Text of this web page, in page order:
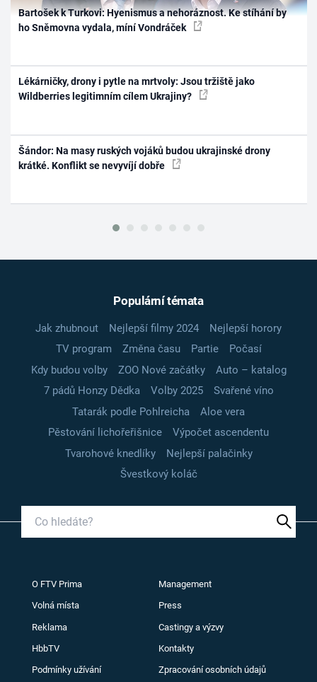
Bartošek k Turkovi: Hyenismus a nehoráznost. Ke stíhání by
ho Sněmovna vydala, míní Vondráček
Lékárničky, drony i pytle na mrtvoly: Jsou tržiště jako
Wildberries legitimním cílem Ukrajiny?
Šándor: Na masy ruských vojáků budou ukrajinské drony
krátké. Konflikt se nevyvíjí dobře
Populární témata
Jak zhubnout Nejlepší filmy 2024
Nejlepší horory
TV program
Změna času Partie
Počasí
Kdy budou volby
ZOO Nové začátky
Auto – katalog
7 pádů Honzy Dědka
Volby 2025
Svařené víno
Tatarák podle Pohlreicha
Aloe vera
Pěstování lichořeřišnice
Výpočet ascendentu
Tvarohové knedlíky
Nejlepší palačinky
Švestkový koláč
O FTV Prima Management
Volná místa Press
Reklama Castingy a výzvy
HbbTV Kontakty
Podmínky užívání Zpracování osobních údajů